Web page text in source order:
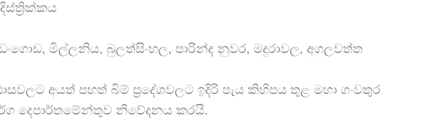
මිල්ලනිය, බුලත්සිංහල, පාරින්ද නුවර, මදුරාවල, අගලවත්ත
අයත් පහත් බිම් ප්‍රදේශවලට ඉදිරි පැය කිහිපය තුළ මහා ගංවතුර
දෙපාර්තමේන්තුව නිවේදනය කරයි.